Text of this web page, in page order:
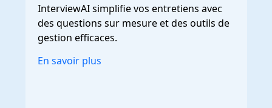
InterviewAI simplifie vos entretiens avec
des questions sur mesure et des outils de
gestion efficaces.
En savoir plus